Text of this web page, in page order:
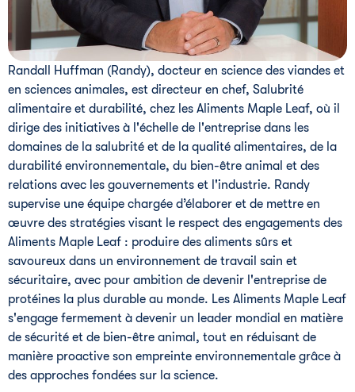
Randall Huffman (Randy), docteur en science des viandes et
en sciences animales, est directeur en chef, Salubrité
alimentaire et durabilité, chez les Aliments Maple Leaf, où il
dirige des initiatives à l'échelle de l'entreprise dans les
domaines de la salubrité et de la qualité alimentaires, de la
durabilité environnementale, du bien-être animal et des
relations avec les gouvernements et l'industrie. Randy
supervise une équipe chargée d’élaborer et de mettre en
œuvre des stratégies visant le respect des engagements des
Aliments Maple Leaf : produire des aliments sûrs et
savoureux dans un environnement de travail sain et
sécuritaire, avec pour ambition de devenir l'entreprise de
protéines la plus durable au monde. Les Aliments Maple Leaf
s'engage fermement à devenir un leader mondial en matière
de sécurité et de bien-être animal, tout en réduisant de
manière proactive son empreinte environnementale grâce à
des approches fondées sur la science.